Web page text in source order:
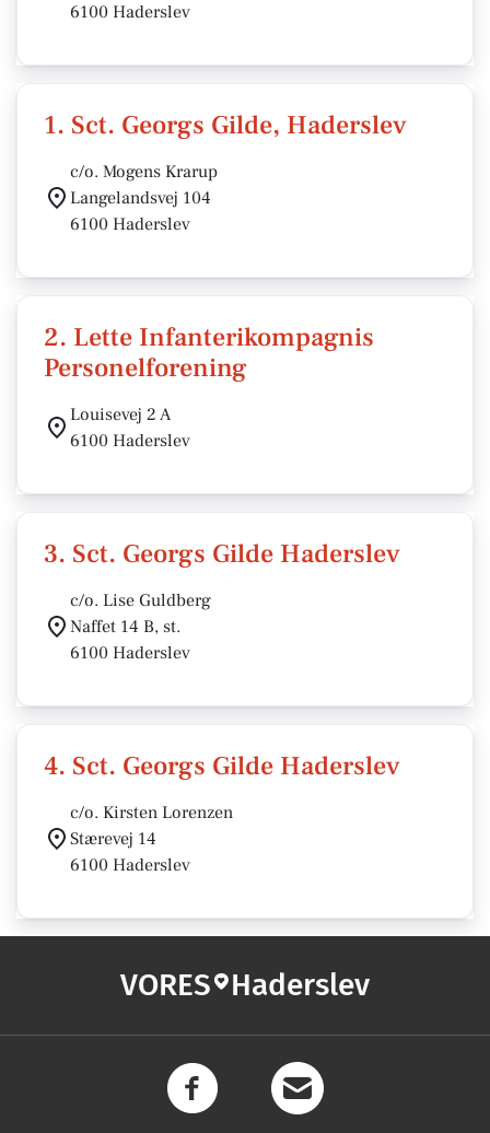
6100 Haderslev
1. Sct. Georgs Gilde, Haderslev
c/o. Mogens Krarup
Langelandsvej 104
6100 Haderslev
2. Lette Infanterikompagnis
Personelforening
Louisevej 2 A
6100 Haderslev
3. Sct. Georgs Gilde Haderslev
c/o. Lise Guldberg
Naffet 14 B, st.
6100 Haderslev
4. Sct. Georgs Gilde Haderslev
c/o. Kirsten Lorenzen
Stærevej 14
6100 Haderslev
VORES Haderslev